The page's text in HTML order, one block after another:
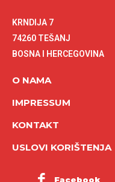
KRNDIJA 7
74260 TEŠANJ
BOSNA I HERCEGOVINA
O NAMA
IMPRESSUM
KONTAKT
USLOVI KORIŠTENJA
Facebook